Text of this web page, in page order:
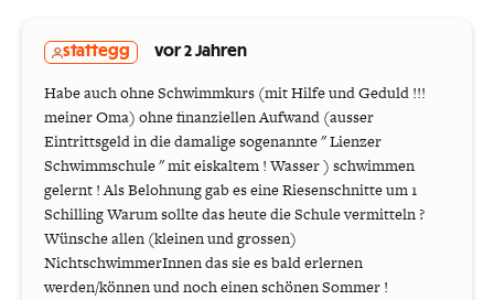
stattegg vor 2 Jahren
Habe auch ohne Schwimmkurs (mit Hilfe und Geduld !!!
meiner Oma) ohne finanziellen Aufwand (ausser
Eintrittsgeld in die damalige sogenannte " Lienzer
Schwimmschule " mit eiskaltem ! Wasser ) schwimmen
gelernt ! Als Belohnung gab es eine Riesenschnitte um 1
Schilling Warum sollte das heute die Schule vermitteln ?
Wünsche allen (kleinen und grossen)
NichtschwimmerInnen das sie es bald erlernen
werden/können und noch einen schönen Sommer !